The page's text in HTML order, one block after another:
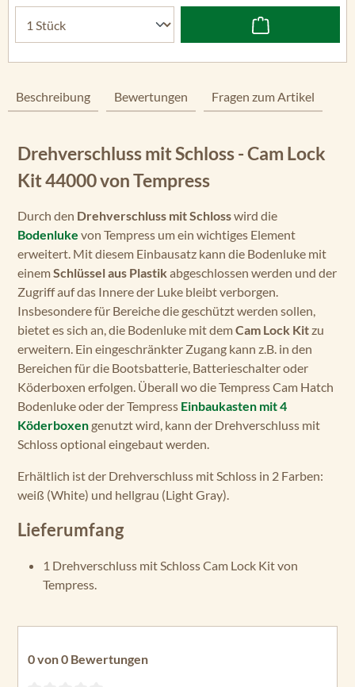
Beschreibung Bewertungen Fragen zum Artikel
Drehverschluss mit Schloss - Cam Lock
Kit 44000 von Tempress
Durch den Drehverschluss mit Schlosswird die
Bodenluke von Tempress um ein wichtiges Element
erweitert. Mit diesem Einbausatz kann die Bodenluke mit
einemSchlüssel aus Plastikabgeschlossen werden und der
Zugriff auf das Innere der Luke bleibt verborgen.
Insbesondere für Bereiche die geschützt werden sollen,
bietet es sich an, die Bodenluke mit demCam Lock Kitzu
erweitern. Ein eingeschränkter Zugang kann z.B. in den
Bereichen für die Bootsbatterie, Batterieschalter oder
Köderboxen erfolgen. Überall wo die Tempress Cam Hatch
Bodenluke oder der Tempress Einbaukasten mit 4
Köderboxen genutzt wird, kann der Drehverschluss mit
Schloss optional eingebaut werden.
Erhältlich ist der Drehverschluss mit Schloss in 2 Farben:
weiß (White) und hellgrau (Light Gray).
Lieferumfang
1 Drehverschluss mit Schloss Cam Lock Kit von
Tempress.
0 von 0 Bewertungen